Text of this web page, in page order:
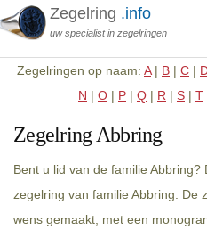
Zegelring .info
uw specialist in zegelringen
Zegelringen op naam: A| B | C |
N | O | P | Q | R | S | T
Zegelring Abbring
Bent u lid van de familie
zegelring van familie Abbring. De
wens gemaakt, met een